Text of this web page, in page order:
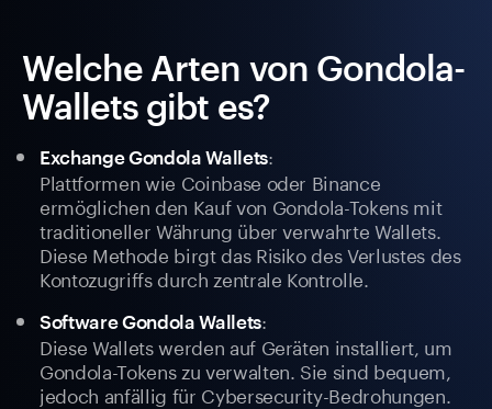
Welche Arten von Gondola-
Wallets gibt es?
Exchange Gondola Wallets:
Plattformen wie Coinbase oder Binance
ermöglichen den Kauf von Gondola-Tokens mit
traditioneller Währung über verwahrte Wallets.
Diese Methode birgt das Risiko des Verlustes des
Kontozugriffs durch zentrale Kontrolle.
Software Gondola Wallets:
Diese Wallets werden auf Geräten installiert, um
Gondola-Tokens zu verwalten. Sie sind bequem,
jedoch anfällig für Cybersecurity-Bedrohungen.